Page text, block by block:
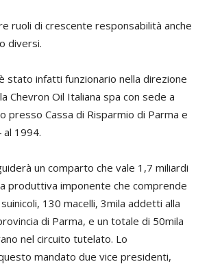
ruoli di crescente responsabilità anche
diversi.
stato infatti funzionario nella direzione
Chevron Oil Italiana spa con sede a
presso Cassa di Risparmio di Parma e
al 1994.
un comparto che vale 1,7 miliardi
produttiva imponente che comprende
130 macelli, 3mila addetti alla
di Parma, e un totale di 50mila
nel circuito tutelato. Lo
mandato due vice presidenti,